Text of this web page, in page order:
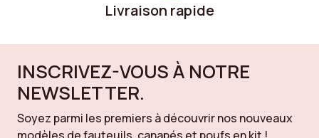
Livraison rapide
INSCRIVEZ-VOUS À NOTRE
NEWSLETTER.
Soyez parmi les premiers à découvrir nos nouveaux